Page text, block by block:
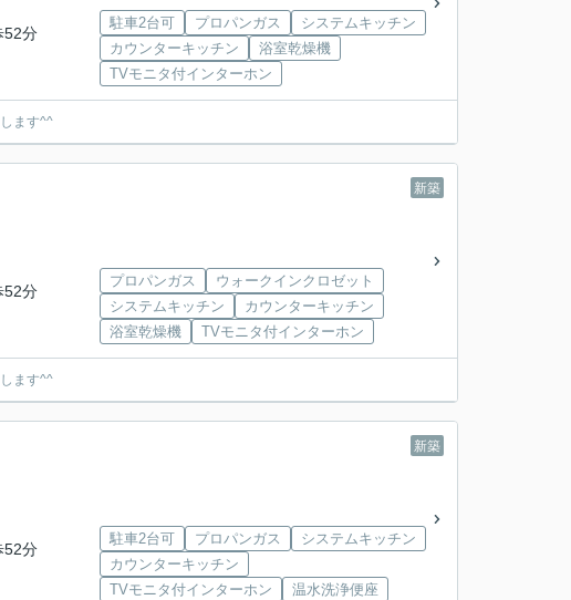
52分
駐車2台可 プロパンガス
システムキッチン
カウンターキッチン
浴室乾燥機
TVモニタ付インターホン
ます^^
新築
52分
プロパンガス
ウォークインクロゼット
システムキッチン
カウンターキッチン
浴室乾燥機
TVモニタ付インターホン
ます^^
新築
52分
駐車2台可 プロパンガス
システムキッチン
カウンターキッチン
TVモニタ付インターホン
温水洗浄便座